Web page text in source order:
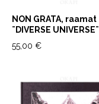
NON GRATA, raamat
¨DIVERSE UNIVERSE¨
55,00 €